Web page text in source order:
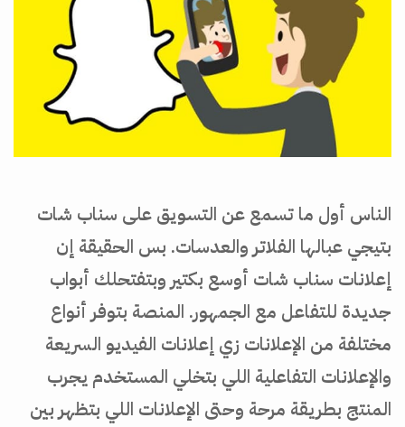
الناس أول ما تسمع عن التسويق على سناب شات
بتيجي عبالها الفلاتر والعدسات. بس الحقيقة إن
إعلانات سناب شات أوسع بكتير وبتفتحلك أبواب
جديدة للتفاعل مع الجمهور. المنصة بتوفر أنواع
مختلفة من الإعلانات زي إعلانات الفيديو السريعة
والإعلانات التفاعلية اللي بتخلي المستخدم يجرب
المنتج بطريقة مرحة وحتى الإعلانات اللي بتظهر بين